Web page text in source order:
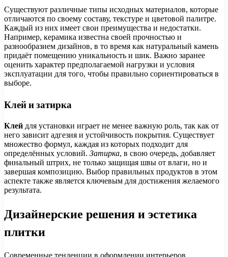
Существуют различные типы исходных материалов, которые
отличаются по своему составу, текстуре и цветовой палитре.
Каждый из них имеет свои преимущества и недостатки.
Например, керамика известна своей прочностью и
разнообразием дизайнов, в то время как натуральный камень
придаёт помещению уникальность и шик. Важно заранее
оценить характер предполагаемой нагрузки и условия
эксплуатации для того, чтобы правильно сориентироваться в
выборе.
Клей и затирка
Клей для установки играет не менее важную роль, так как от
него зависит адгезия и устойчивость покрытия. Существует
множество формул, каждая из которых подходит для
определённых условий. Затирка, в свою очередь, добавляет
финальный штрих, не только защищая швы от влаги, но и
завершая композицию. Выбор правильных продуктов в этом
аспекте также является ключевым для достижения желаемого
результата.
Дизайнерские решения и эстетика
плитки